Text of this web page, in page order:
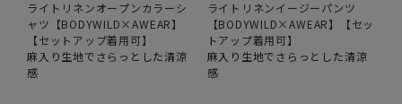
ライトリネンオープンカラーシ
ャツ【BODYWILD×AWEAR】
【セットアップ着用可】
麻入り生地でさらっとした清涼
感
ライトリネンイージーパンツ
【BODYWILD×AWEAR】【セッ
トアップ着用可】
麻入り生地でさらっとした清涼
感